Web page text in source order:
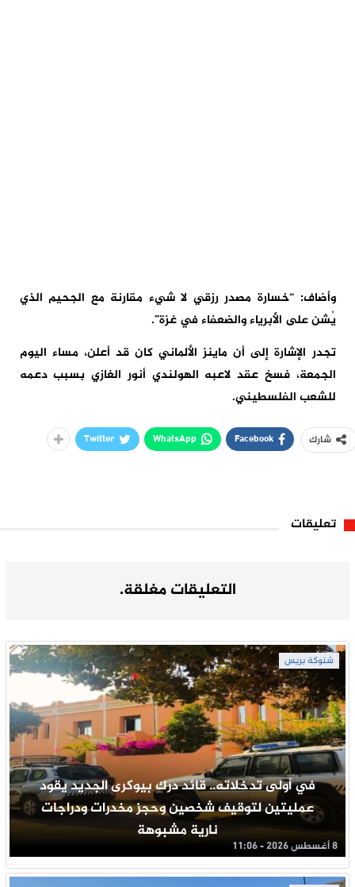
وأضاف: “خسارة مصدر رزقي لا شيء مقارنة مع الجحيم الذي
يُشن على الأبرياء والضعفاء في غزة”.
تجدر الإشارة إلى أن ماينز الألماني كان قد أعلن، مساء اليوم
الجمعة، فسخ عقد لاعبه الهولندي أنور الغازي بسبب دعمه
للشعب الفلسطيني.
شارك Facebook
WhatsApp
Twitter
تعليقات
التعليقات مغلقة.
شتوكة بريس
في أولى تدخلاته.. قائد درك بيوكرى الجديد يقود
عمليتين لتوقيف شخصين وحجز مخدرات ودراجات
نارية مشبوهة
8 أغسطس 2026 - 11:06